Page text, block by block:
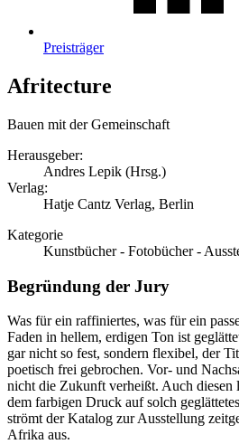
Preisträger
Afritecture
Bauen mit der Gemeinschaft
Herausgeber:
Andres Lepik (Hrsg.)
Verlag:
Hatje Cantz Verlag, Berlin
Kategorie
Kunstbücher - Fotobücher -
Begründung der Jury
Was für ein raffiniertes, was für ein
Faden in hellem, erdigen Ton ist
gar nicht so fest, sondern flexibel, der
poetisch frei gebrochen. Vor- und
nicht die Zukunft verheißt. Auch diesen
dem farbigen Druck auf solch
strömt der Katalog zur Ausstellung
Afrika aus.